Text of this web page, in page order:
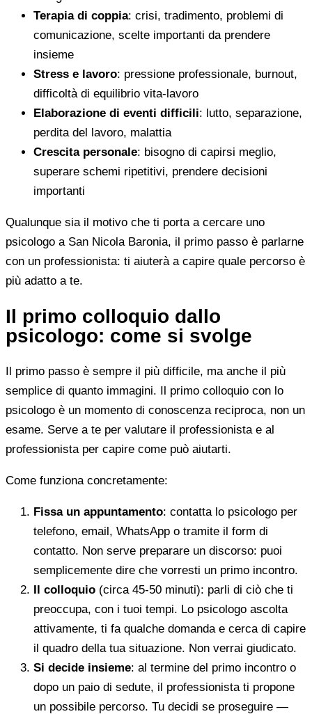
Terapia di coppia: crisi, tradimento, problemi di
comunicazione, scelte importanti da prendere
insieme
Stress e lavoro: pressione professionale, burnout,
difficoltà di equilibrio vita-lavoro
Elaborazione di eventi difficili: lutto, separazione,
perdita del lavoro, malattia
Crescita personale: bisogno di capirsi meglio,
superare schemi ripetitivi, prendere decisioni
importanti
Qualunque sia il motivo che ti porta a cercare uno
psicologo a San Nicola Baronia, il primo passo è parlarne
con un professionista: ti aiuterà a capire quale percorso è
più adatto a te.
Il primo colloquio dallo
psicologo: come si svolge
Il primo passo è sempre il più difficile, ma anche il più
semplice di quanto immagini. Il primo colloquio con lo
psicologo è un momento di conoscenza reciproca, non un
esame. Serve a te per valutare il professionista e al
professionista per capire come può aiutarti.
Come funziona concretamente:
Fissa un appuntamento: contatta lo psicologo per
telefono, email, WhatsApp o tramite il form di
contatto. Non serve preparare un discorso: puoi
semplicemente dire che vorresti un primo incontro.
Il colloquio (circa 45-50 minuti): parli di ciò che ti
preoccupa, con i tuoi tempi. Lo psicologo ascolta
attivamente, ti fa qualche domanda e cerca di capire
il quadro della tua situazione. Non verrai giudicato.
Si decide insieme: al termine del primo incontro o
dopo un paio di sedute, il professionista ti propone
un possibile percorso. Tu decidi se proseguire —